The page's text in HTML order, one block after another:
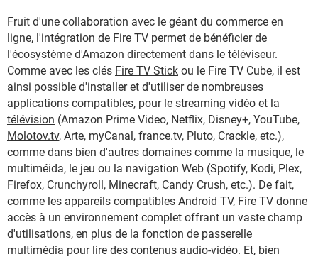
Fruit d'une collaboration avec le géant du commerce en
ligne, l'intégration de Fire TV permet de bénéficier de
l'écosystème d'Amazon directement dans le téléviseur.
Comme avec les clés Fire TV Stick ou le Fire TV Cube, il est
ainsi possible d'installer et d'utiliser de nombreuses
applications compatibles, pour le streaming vidéo et la
télévision (Amazon Prime Video, Netflix, Disney+, YouTube,
Molotov.tv, Arte, myCanal, france.tv, Pluto, Crackle, etc.),
comme dans bien d'autres domaines comme la musique, le
multiméida, le jeu ou la navigation Web (Spotify, Kodi, Plex,
Firefox, Crunchyroll, Minecraft, Candy Crush, etc.). De fait,
comme les appareils compatibles Android TV, Fire TV donne
accès à un environnement complet offrant un vaste champ
d'utilisations, en plus de la fonction de passerelle
multimédia pour lire des contenus audio-vidéo. Et, bien